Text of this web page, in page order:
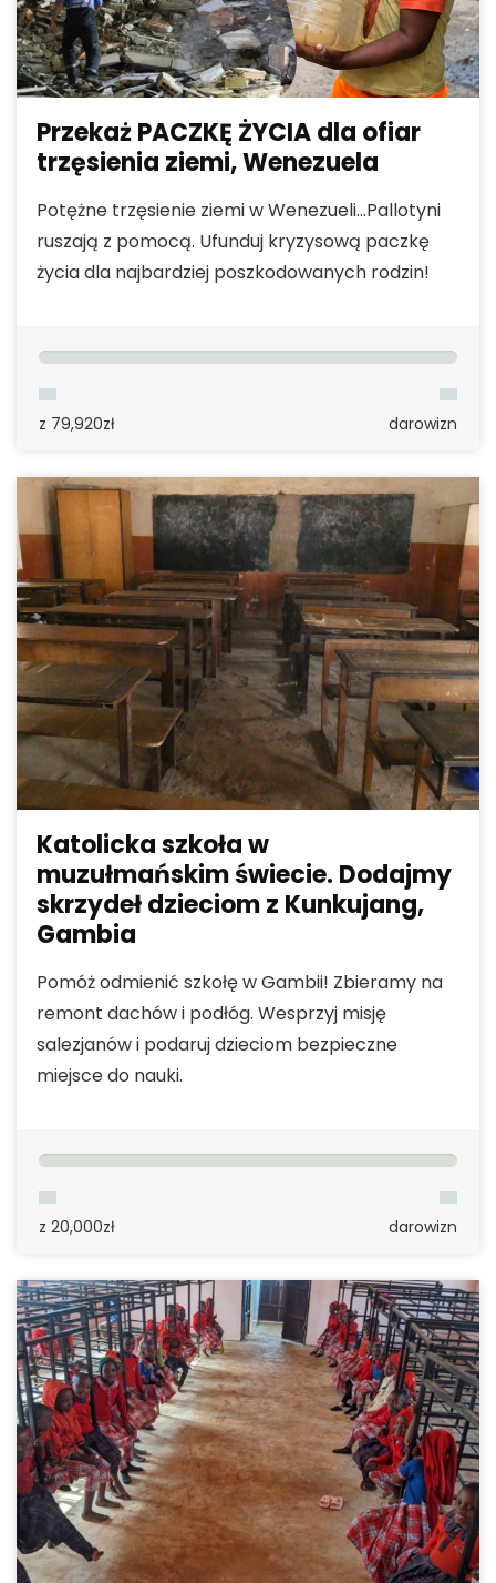
Przekaż PACZKĘ ŻYCIA dla ofiar
trzęsienia ziemi, Wenezuela
Potężne trzęsienie ziemi w Wenezueli...Pallotyni
ruszają z pomocą. Ufunduj kryzysową paczkę
życia dla najbardziej poszkodowanych rodzin!
50,926zł
z 79,920zł
246
darowizn
Katolicka szkoła w
muzułmańskim świecie. Dodajmy
skrzydeł dzieciom z Kunkujang,
Gambia
Pomóż odmienić szkołę w Gambii! Zbieramy na
remont dachów i podłóg. Wesprzyj misję
salezjanów i podaruj dzieciom bezpieczne
miejsce do nauki.
z 20,000zł darowizn